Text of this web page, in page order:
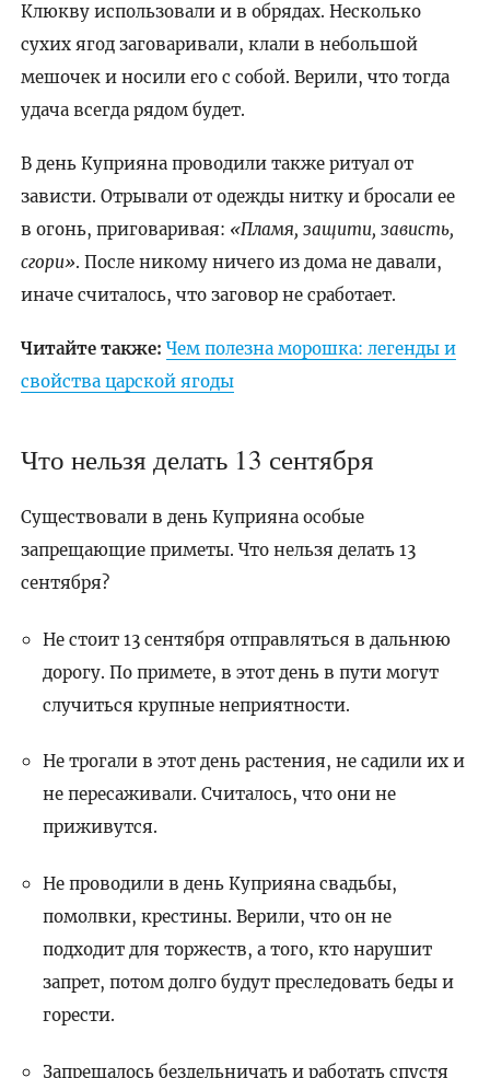
Клюкву использовали и в обрядах. Несколько
сухих ягод заговаривали, клали в небольшой
мешочек и носили его с собой. Верили, что тогда
удача всегда рядом будет.
В день Куприяна проводили также ритуал от
зависти. Отрывали от одежды нитку и бросали ее
в огонь, приговаривая: «Пламя, защити, зависть,
сгори». После никому ничего из дома не давали,
иначе считалось, что заговор не сработает.
Читайте также: Чем полезна морошка: легенды и
свойства царской ягоды
Что нельзя делать 13 сентября
Существовали в день Куприяна особые
запрещающие приметы. Что нельзя делать 13
сентября?
Не стоит 13 сентября отправляться в дальнюю
дорогу. По примете, в этот день в пути могут
случиться крупные неприятности.
Не трогали в этот день растения, не садили их и
не пересаживали. Считалось, что они не
приживутся.
Не проводили в день Куприяна свадьбы,
помолвки, крестины. Верили, что он не
подходит для торжеств, а того, кто нарушит
запрет, потом долго будут преследовать беды и
горести.
Запрещалось бездельничать и работать спустя